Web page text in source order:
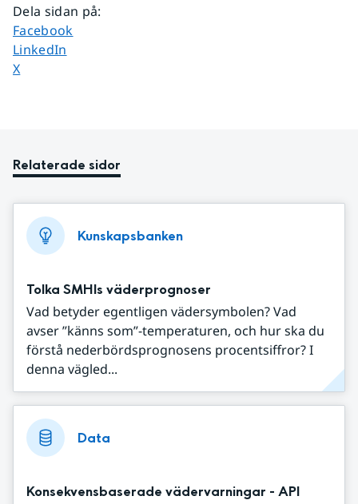
Dela sidan på:
Dela sidan på
Facebook
Dela sidan på
LinkedIn
Dela sidan på
X
Relaterade sidor
Kunskapsbanken
Tolka SMHIs väderprognoser
Vad betyder egentligen vädersymbolen? Vad
avser ”känns som”-temperaturen, och hur ska du
förstå nederbördsprognosens procentsiffror? I
denna vägled...
Data
Konsekvensbaserade vädervarningar - API